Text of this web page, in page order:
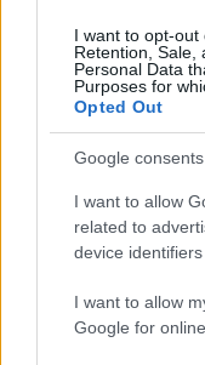
I want to opt-out
Retention, Sale,
Personal Data
Purposes for
Opted Out
Google consents
I want to allow
related to
device identifiers
I want to allow
Google for